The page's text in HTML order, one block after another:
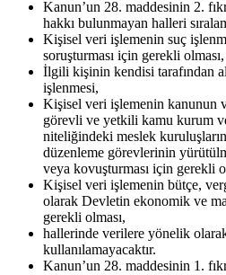
Kanun’un 28. maddesinin 2.
hakkı bulunmayan halleri
Kişisel veri işlemenin suç
soruşturması için gerekli olması,
İlgili kişinin kendisi tarafından
işlenmesi,
Kişisel veri işlemenin kanunun
görevli ve yetkili kamu kurum
niteliğindeki meslek
düzenleme görevlerinin
veya kovuşturması için gerekli
Kişisel veri işlemenin bütçe,
olarak Devletin ekonomik ve
gerekli olması,
hallerinde verilere yönelik
kullanılamayacaktır.
Kanun’un 28. maddesinin 1.